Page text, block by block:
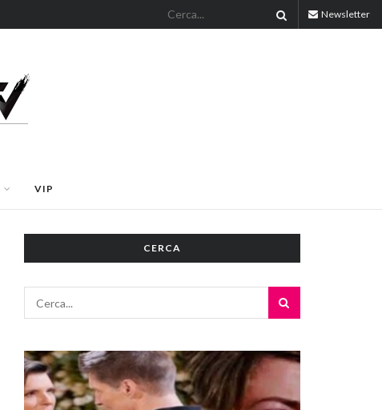
Newsletter
VIP
CERCA